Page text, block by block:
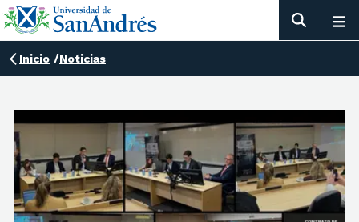
Inicio /Noticias